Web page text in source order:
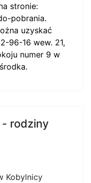
stronie:
pobrania.
uzyskać
96-16 wew. 21,
numer 9 w
- rodziny
Kobylnicy